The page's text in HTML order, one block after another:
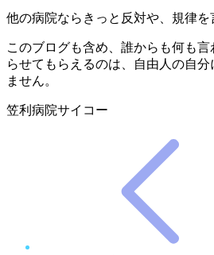
他の病院ならきっと反対や、規律を
このブログも含め、誰からも何も
らせてもらえるのは、自由人の自
ません。
笠利病院サイコー